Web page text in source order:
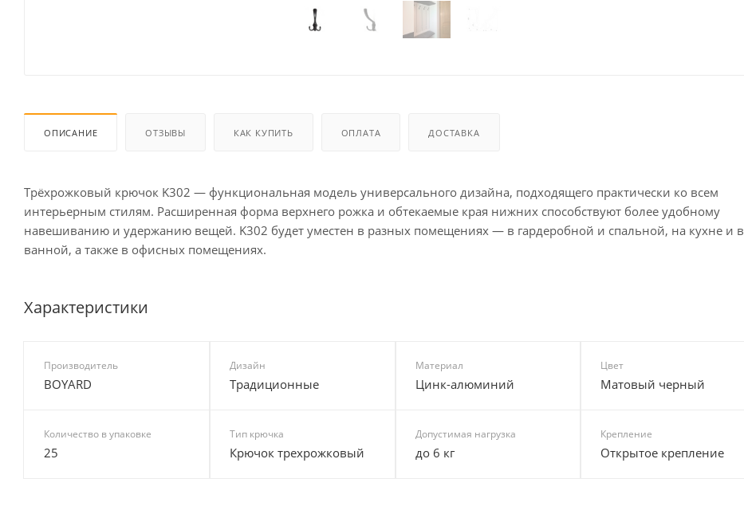
ОПИСАНИЕ ОТЗЫВЫ КАК КУПИТЬ ОПЛАТА ДОСТАВКА
Трёхрожковый крючок K302 — функциональная модель универсального дизайна, подходящего практически ко всем
интерьерным стилям. Расширенная форма верхнего рожка и обтекаемые края нижних способствуют более удобному
навешиванию и удержанию вещей. K302 будет уместен в разных помещениях — в гардеробной и спальной, на кухне и в
ванной, а также в офисных помещениях.
Характеристики
Производитель
BOYARD
Дизайн
Традиционные
Материал
Цинк-алюминий
Цвет
Матовый черный
Количество в упаковке
25
Тип крючка
Крючок трехрожковый
Допустимая нагрузка
до 6 кг
Крепление
Открытое крепление